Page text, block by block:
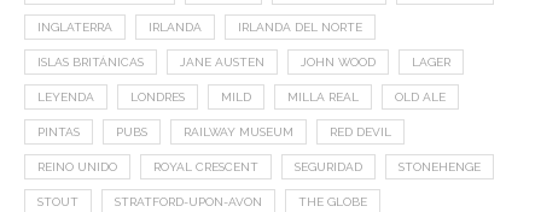
INGLATERRA IRLANDA IRLANDA DEL NORTE
ISLAS BRITÁNICAS JANE AUSTEN JOHN WOOD LAGER
LEYENDA LONDRES MILD MILLA REAL OLD ALE
PINTAS PUBS RAILWAY MUSEUM RED DEVIL
REINO UNIDO ROYAL CRESCENT SEGURIDAD STONEHENGE
STOUT STRATFORD-UPON-AVON THE GLOBE